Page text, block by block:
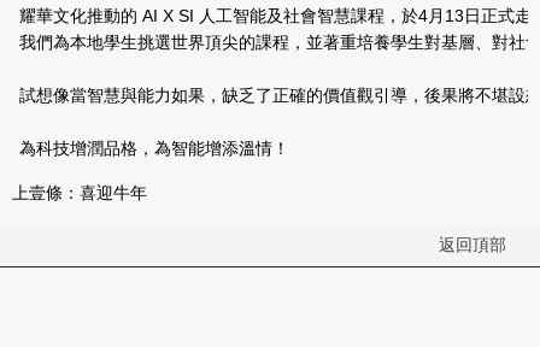
耀華文化推動的 AI X SI 人工智能及社會智慧課程，於4月13日正式
我們為本地學生挑選世界頂尖的課程，並著重培養學生對基層、對社
試想像當智慧與能力如果，缺乏了正確的價值觀引導，後果將不堪
為科技增潤品格，為智能增添溫情！
上壹條： 喜迎牛年
返回頂部